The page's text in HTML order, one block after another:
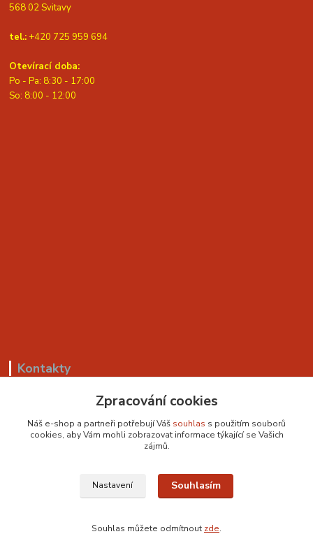
568 02 Svitavy
tel.: +420 725 959 694
Otevírací doba:
Po - Pa: 8:30 - 17:00
So: 8:00 - 12:00
Kontakty
+420 799 530 549
sedackyvysocina@seznam.cz
Zpracování cookies
Náš e-shop a partneři potřebují Váš souhlas s použitím souborů
cookies, aby Vám mohli zobrazovat informace týkající se Vašich
zájmů.
Nastavení Souhlasím
Souhlas můžete odmítnout zde.